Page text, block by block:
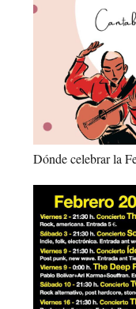
Dónde celebrar la